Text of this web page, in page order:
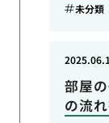
未分類
部屋
の流